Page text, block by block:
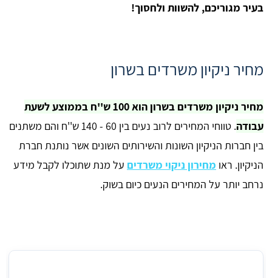
בעיר מגוריכם, להשוות ולחסוך!
מחיר ניקיון משרדים בשרון
מחיר ניקיון משרדים בשרון הוא 100 ש''ח בממוצע לשעת
עבודה
. טווחי המחירים לרוב נעים בין 60 - 140 ש''ח והם משתנים
בין חברות הניקיון השונות והשירותים השונים אשר נותנת חברת
הניקיון. ראו מחירון ניקוי משרדים על מנת שתוכלו לקבל מידע
נרחב יותר על המחירים הנעים כיום בשוק.